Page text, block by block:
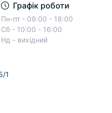
Графік роботи
Пн-пт - 09:00 - 18:00
Сб - 10:00 - 16:00
Нд - вихідний
1